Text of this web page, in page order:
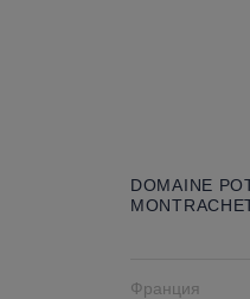
DOMAINE
Франция